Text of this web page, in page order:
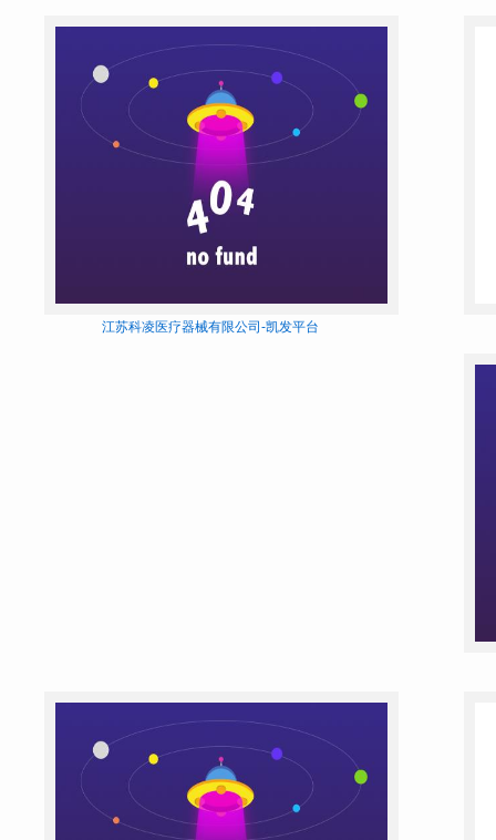
江苏科凌医疗器械有限公司-凯发平台